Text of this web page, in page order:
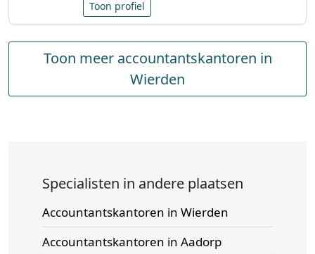
Toon profiel
Toon meer accountantskantoren in
Wierden
Specialisten in andere plaatsen
Accountantskantoren in Wierden
Accountantskantoren in Aadorp